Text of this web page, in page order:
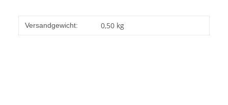
Versandgewicht: 0,50 kg